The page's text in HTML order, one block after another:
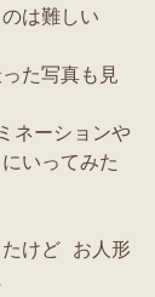
は難しい
た写真も見
ネーションや
いってみた
たけど お人形